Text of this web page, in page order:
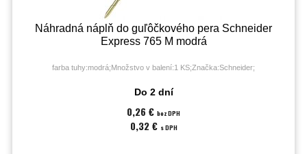
Náhradná náplň do guľôčkového pera Schneider
Express 765 M modrá
farba tuhy:modrá;Množstvo v balení:1 KS;Značka:Schneider;
Do 2 dní
0,26 € bez DPH
0,32 € s DPH